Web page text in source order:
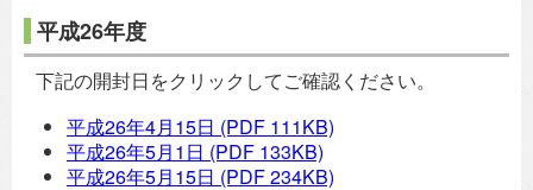
平成26年度
下記の開封日をクリックしてご確認ください。
平成26年4月15日 (PDF 111KB)
平成26年5月1日 (PDF 133KB)
平成26年5月15日 (PDF 234KB)